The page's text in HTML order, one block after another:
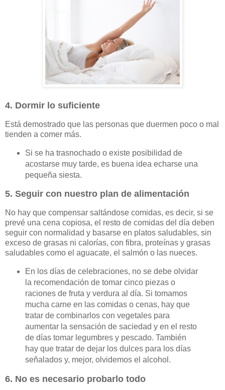
4. Dormir lo suficiente
Está demostrado que las personas que duermen poco o mal
tienden a comer más.
Si se ha trasnochado o existe posibilidad de
acostarse muy tarde, es buena idea echarse una
pequeña siesta.
5. Seguir con nuestro plan de alimentación
No hay que compensar saltándose comidas, es decir, si se
prevé una cena copiosa, el resto de comidas del día deben
seguir con normalidad y basarse en platos saludables, sin
exceso de grasas ni calorías, con fibra, proteínas y grasas
saludables como el aguacate, el salmón o las nueces.
En los días de celebraciones, no se debe olvidar
la recomendación de tomar cinco piezas o
raciones de fruta y verdura al día. Si tomamos
mucha carne en las comidas o cenas, hay que
tratar de combinarlos con vegetales para
aumentar la sensación de saciedad y en el resto
de días tomar legumbres y pescado. También
hay que tratar de dejar los dulces para los días
señalados y, mejor, olvidemos el alcohol.
6. No es necesario probarlo todo